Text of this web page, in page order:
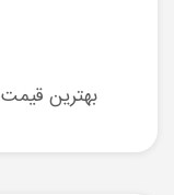
بهترین قیمت